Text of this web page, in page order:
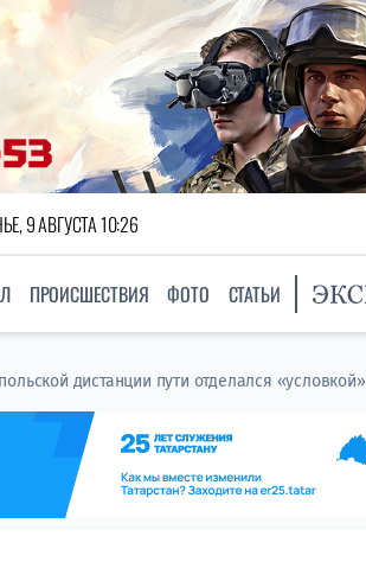
9 АВГУСТА 10:26
ПРОИСШЕСТВИЯ ФОТО СТАТЬИ
дистанции пути отделался «условкой»